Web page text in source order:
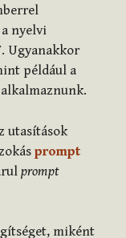
nyelvi
Ugyanakkor
például a
utasítások
prompt
prompt
miként